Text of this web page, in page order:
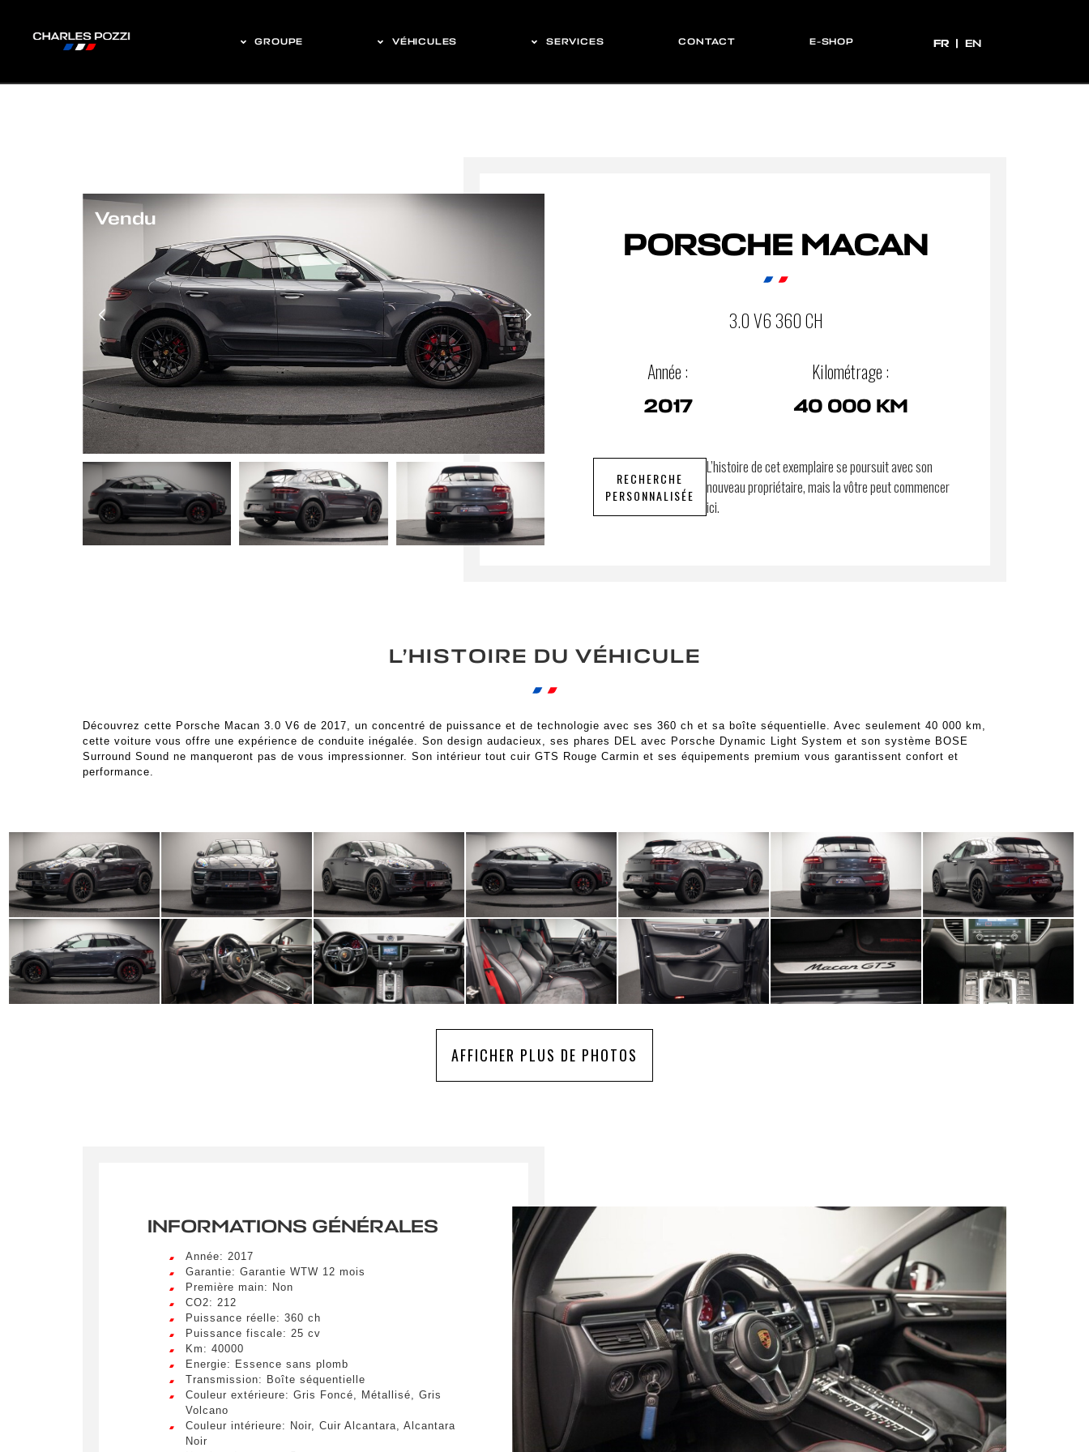
GROUPE VÉHICULES SERVICES CONTACT E-SHOP FR
FR EN
Vendu
PORSCHE MACAN
3.0 V6 360 CH
Année :
2017
Kilométrage :
40 000 KM
RECHERCHE
PERSONNALISÉE
L’histoire de cet exemplaire se poursuit avec son
nouveau propriétaire, mais la vôtre peut commencer
ici.
Remplissez le formulaire ci-dessous pour recevoir une notification par e-mail dès qu’un
LIVRAISON PARTOUT EN FRANCE
L’HISTOIRE DU VÉHICULE
Découvrez cette Porsche Macan 3.0 V6 de 2017, un concentré de puissance et de technologie avec ses 360 ch et sa boîte séquentielle. Avec seulement 40 000 km,
cette voiture vous offre une expérience de conduite inégalée. Son design audacieux, ses phares DEL avec Porsche Dynamic Light System et son système BOSE
Surround Sound ne manqueront pas de vous impressionner. Son intérieur tout cuir GTS Rouge Carmin et ses équipements premium vous garantissent confort et
performance.
AFFICHER PLUS DE PHOTOS
INFORMATIONS GÉNÉRALES
Année: 2017
Garantie: Garantie WTW 12 mois
Première main: Non
CO2: 212
Puissance réelle: 360 ch
Puissance fiscale: 25 cv
Km: 40000
Energie: Essence sans plomb
Transmission: Boîte séquentielle
Couleur extérieure: Gris Foncé, Métallisé, Gris
Volcano
Couleur intérieure: Noir, Cuir Alcantara, Alcantara
Noir